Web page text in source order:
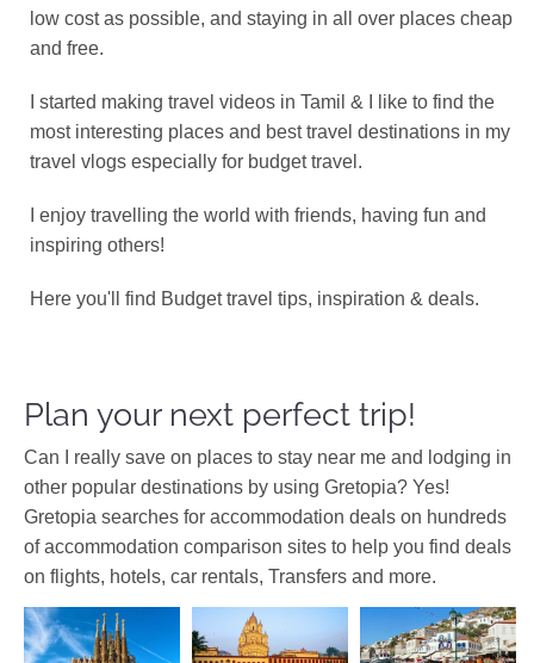
low cost as possible, and staying in all over places cheap
and free.
I started making travel videos in Tamil & I like to find the
most interesting places and best travel destinations in my
travel vlogs especially for budget travel.
I enjoy travelling the world with friends, having fun and
inspiring others!
Here you'll find Budget travel tips, inspiration & deals.
Plan your next perfect trip!
Can I really save on places to stay near me and lodging in
other popular destinations by using Gretopia? Yes!
Gretopia searches for accommodation deals on hundreds
of accommodation comparison sites to help you find deals
on flights, hotels, car rentals, Transfers and more.
Argosaronic